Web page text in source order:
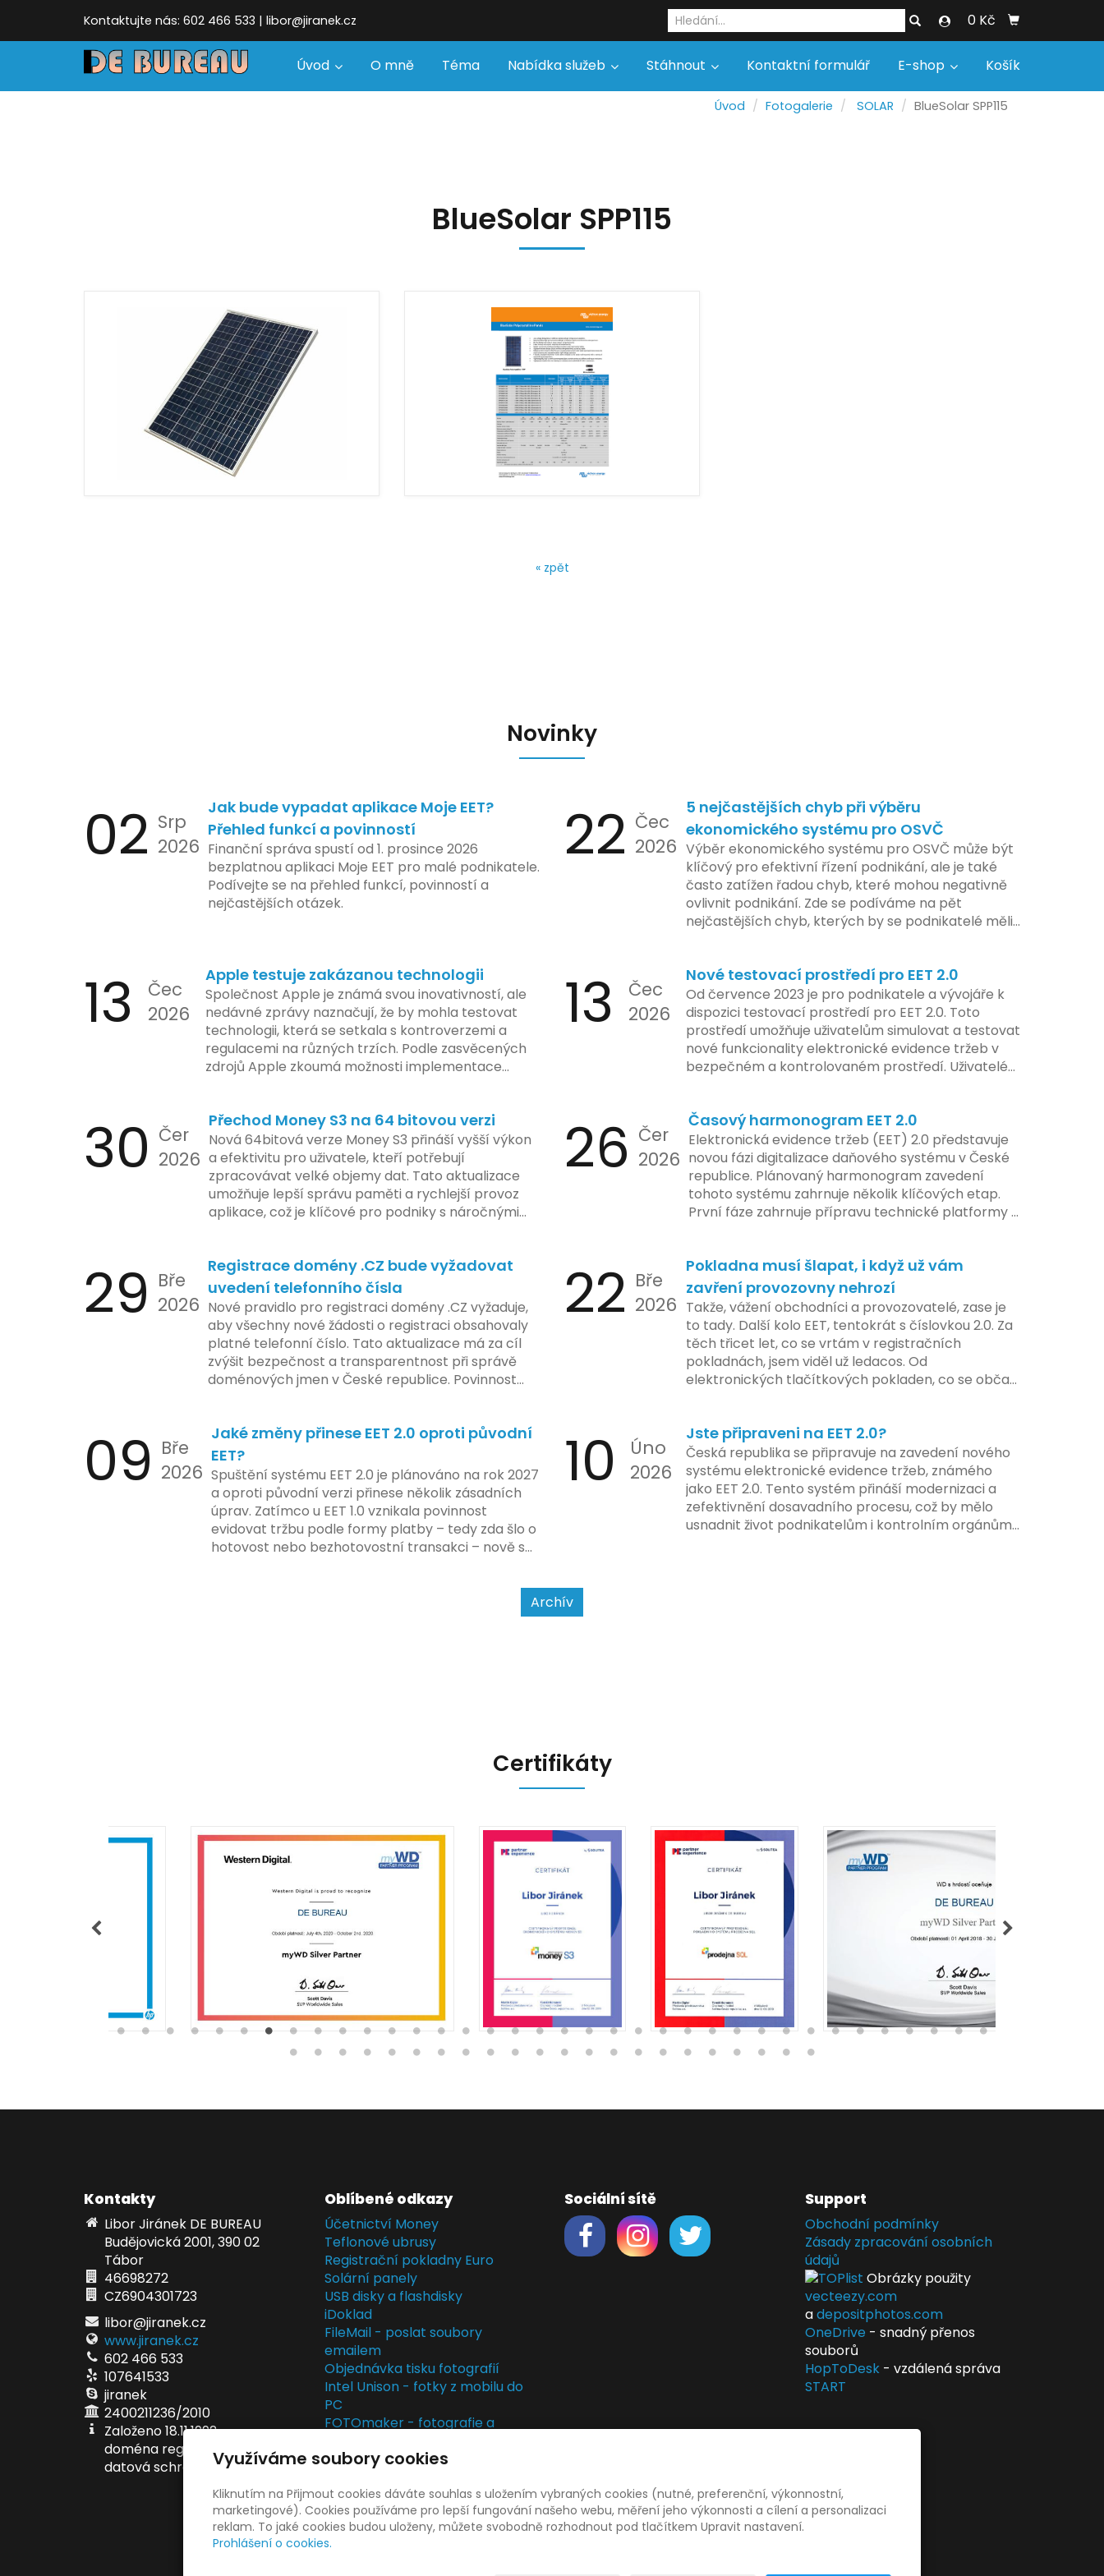
Kontaktujte nás: 602 466 533 | libor@jiranek.cz 0 Kč
Úvod O mně Téma Nabídka služeb Stáhnout Kontaktní formulář E-shop Košík
Úvod Fotogalerie SOLAR BlueSolar SPP115
BlueSolar SPP115
« zpět
Novinky
02 Srp
2026
Jak bude vypadat aplikace Moje EET?
Přehled funkcí a povinností
Finanční správa spustí od 1. prosince 2026
bezplatnou aplikaci Moje EET pro malé podnikatele.
Podívejte se na přehled funkcí, povinností a
nejčastějších otázek.
22 Čec
2026
5 nejčastějších chyb při výběru
ekonomického systému pro OSVČ
Výběr ekonomického systému pro OSVČ může být
klíčový pro efektivní řízení podnikání, ale je také
často zatížen řadou chyb, které mohou negativně
ovlivnit podnikání. Zde se podíváme na pět
nejčastějších chyb, kterých by se podnikatelé měli
13
Čec
2026
Apple testuje zakázanou technologii
Společnost Apple je známá svou inovativností, ale
nedávné zprávy naznačují, že by mohla testovat
technologii, která se setkala s kontroverzemi a
regulacemi na různých trzích. Podle zasvěcených
zdrojů Apple zkoumá možnosti implementace
se zaměřuje na pokročilé sledování uživatelských
aktivit, což vyvolalo obavy ohledně soukromí a
ochrany dat uživatelů. Zatímco Apple tvrdí, že
veškeré jejich inovace kladou důraz na bezpečnost
a ochranu spotřebitelů, regulační orgány různých
zemí jsou na pozoru a sledují vývoj celého případu
časové ose zavedení této technologie.
13
Čec
2026
Nové testovací prostředí pro EET 2.0
Od července 2023 je pro podnikatele a vývojáře k
dispozici testovací prostředí pro EET 2.0. Toto
prostředí umožňuje uživatelům simulovat a testovat
nové funkcionality elektronické evidence tržeb v
bezpečném a kontrolovaném prostředí. Uživatelé
zavedení nového systému.
30 Čer
2026
Přechod Money S3 na 64 bitovou verzi
Nová 64bitová verze Money S3 přináší vyšší výkon
a efektivitu pro uživatele, kteří potřebují
zpracovávat velké objemy dat. Tato aktualizace
umožňuje lepší správu paměti a rychlejší provoz
aplikace, což je klíčové pro podniky s náročnými
26 Čer
2026
Časový harmonogram EET 2.0
Elektronická evidence tržeb (EET) 2.0 představuje
novou fázi digitalizace daňového systému v České
republice. Plánovaný harmonogram zavedení
tohoto systému zahrnuje několik klíčových etap.
První fáze zahrnuje přípravu technické platformy a
umožní adaptaci systémů a rozšíření podpory pro
podnikatele, přičemž všechny potřebné
technologie by měly být dostupné k testování v
rámci pilotního programu. Druhá fáze, plánovaná
na první pololetí následujícího roku, je zaměřena
na školení a edukaci uživatelů, včetně přípravy
materiálů a školení pro zaměstnavatele a účetní
firmy. V této fázi dojde také k oficiálnímu spuštění
konečná fáze plánovaná na druhé pololetí roku
2024 zahrnuje kompletní integraci systému EET 2.0
do praxe, s povinností prodejců zapojit se do
nového systému, včetně zvýšeného dohledu nad
dodržováním pravidel.
29 Bře
2026
Registrace domény .CZ bude vyžadovat
uvedení telefonního čísla
Nové pravidlo pro registraci domény .CZ vyžaduje,
aby všechny nové žádosti o registraci obsahovaly
platné telefonní číslo. Tato aktualizace má za cíl
zvýšit bezpečnost a transparentnost při správě
doménových jmen v České republice. Povinnost
stávající majitele domén při aktualizaci jejich údajů.
22 Bře
2026
Pokladna musí šlapat, i když už vám
zavření provozovny nehrozí
Takže, vážení obchodníci a provozovatelé, zase je
to tady. Další kolo EET, tentokrát s číslovkou 2.0. Za
těch třicet let, co se vrtám v registračních
pokladnách, jsem viděl už ledacos. Od
elektronických tlačítkových pokladen, co se občas
legislativa se mění, ale základní pravidlo zůstává –
pokladna musí šlapat jako hodinky. Jinak jsou
problémy.
09 Bře
2026
Jaké změny přinese EET 2.0 oproti původní
EET?
Spuštění systému EET 2.0 je plánováno na rok 2027
a oproti původní verzi přinese několik zásadních
úprav. Zatímco u EET 1.0 vznikala povinnost
evidovat tržbu podle formy platby – tedy zda šlo o
hotovost nebo bezhotovostní transakci – nově se
10
Úno
2026
Jste připraveni na EET 2.0?
Česká republika se připravuje na zavedení nového
systému elektronické evidence tržeb, známého
jako EET 2.0. Tento systém přináší modernizaci a
zefektivnění dosavadního procesu, což by mělo
usnadnit život podnikatelům i kontrolním orgánům.
Archív
Certifikáty
Kontakty
Libor Jiránek DE BUREAU
Budějovická 2001, 390 02
Tábor
46698272
CZ6904301723
libor@jiranek.cz
www.jiranek.cz
602 466 533
107641533
jiranek
2400211236/2010
Založeno 18.11.1992
doména registrována 5.6.1998
datová schránka ei6ae6v
Oblíbené odkazy
Účetnictví Money
Teflonové ubrusy
Registrační pokladny Euro
Solární panely
USB disky a flashdisky
iDoklad
FileMail - poslat soubory
emailem
Objednávka tisku fotografií
Intel Unison - fotky z mobilu do
PC
FOTOmaker - fotografie a
EET pokladny
Sociální sítě Support
Obchodní podmínky
Zásady zpracování osobních
údajů
Obrázky použity
vecteezy.com
adepositphotos.com
OneDrive - snadný přenos
souborů
HopToDesk- vzdálená správa
START
Využíváme soubory cookies
Kliknutím na Přijmout cookies dáváte souhlas s uložením vybraných cookies (nutné, preferenční, výkonnostní,
marketingové). Cookies používáme pro lepší fungování našeho webu, měření jeho výkonnosti a cílení a personalizaci
reklam. To jaké cookies budou uloženy, můžete svobodně rozhodnout pod tlačítkem Upravit nastavení.
Prohlášení o cookies.